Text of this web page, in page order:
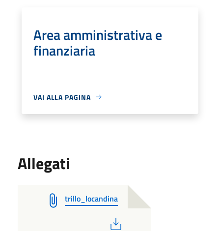
Area amministrativa e
finanziaria
VAI ALLA PAGINA
Allegati
trillo_locandina